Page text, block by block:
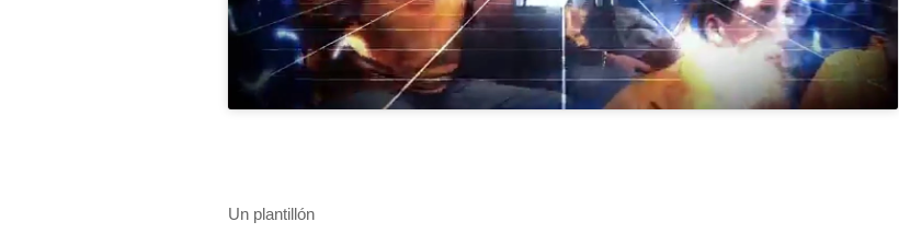
Un plantillón